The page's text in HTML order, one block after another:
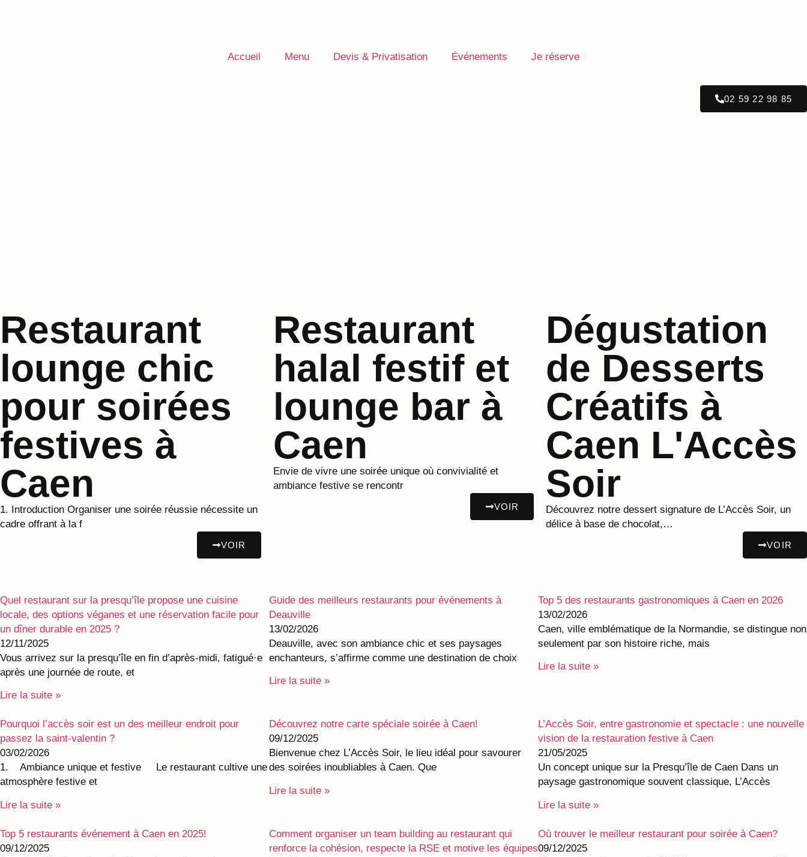
Accueil Menu Devis & Privatisation Événements Je réserve
02 59 22 98 85
Restaurant
lounge chic
pour soirées
festives à
Caen
1. Introduction Organiser une soirée réussie nécessite un
cadre offrant à la f
VOIR
Restaurant
halal festif et
lounge bar à
Caen
Envie de vivre une soirée unique où convivialité et
ambiance festive se rencontr
VOIR
Dégustation
de Desserts
Créatifs à
Caen L'Accès
Soir
Découvrez notre dessert signature de L’Accès Soir, un
délice à base de chocolat,…
VOIR
Quel restaurant sur la presqu’île propose une cuisine
locale, des options véganes et une réservation facile pour
un dîner durable en 2025 ?
12/11/2025
Vous arrivez sur la presqu’île en fin d’après-midi, fatigué·e
après une journée de route, et
Lire la suite »
Guide des meilleurs restaurants pour événements à
Deauville
13/02/2026
Deauville, avec son ambiance chic et ses paysages
enchanteurs, s’affirme comme une destination de choix
Lire la suite »
Top 5 des restaurants gastronomiques à Caen en 2026
13/02/2026
Caen, ville emblématique de la Normandie, se distingue non
seulement par son histoire riche, mais
Lire la suite »
Pourquoi l’accès soir est un des meilleur endroit pour
passez la saint-valentin ?
03/02/2026
1. Ambiance unique et festive Le restaurant cultive une
atmosphère festive et
Lire la suite »
Découvrez notre carte spéciale soirée à Caen!
09/12/2025
Bienvenue chez L’Accès Soir, le lieu idéal pour savourer
des soirées inoubliables à Caen. Que
Lire la suite »
L’Accès Soir, entre gastronomie et spectacle : une nouvelle
vision de la restauration festive à Caen
21/05/2025
Un concept unique sur la Presqu’île de Caen Dans un
paysage gastronomique souvent classique, L’Accès
Lire la suite »
Top 5 restaurants événement à Caen en 2025!
09/12/2025
Comment organiser un team building au restaurant qui
renforce la cohésion, respecte la RSE et motive les équipes
Où trouver le meilleur restaurant pour soirée à Caen?
09/12/2025